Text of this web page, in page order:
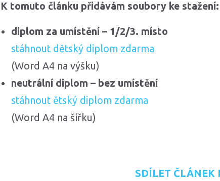
K tomuto článku přidávám soubory ke stažení:
diplom za umístění – 1/2/3. místo
stáhnout dětský diplom zdarma
(Word A4 na výšku)
neutrální diplom – bez umístění
stáhnout ětský diplom zdarma
(Word A4 na šířku)
SDÍLET ČLÁNEK